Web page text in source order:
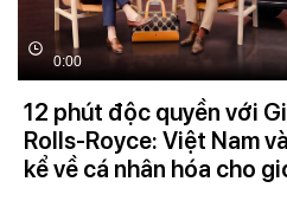
0:00
12 phút độc quyền với
Rolls-Royce: Việt Nam
kể về cá nhân hóa cho